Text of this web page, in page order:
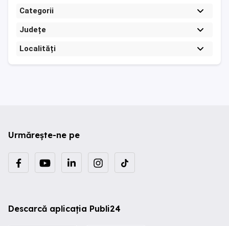
Categorii
Județe
Localități
Urmărește-ne pe
Descarcă aplicația Publi24